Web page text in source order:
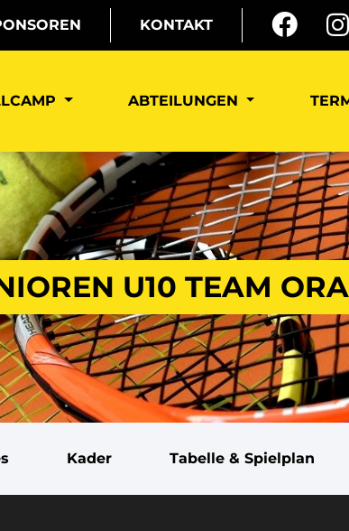
KONTAKT
ABTEILUNGEN
U10 TEAM
Kader Tabelle & Spielplan